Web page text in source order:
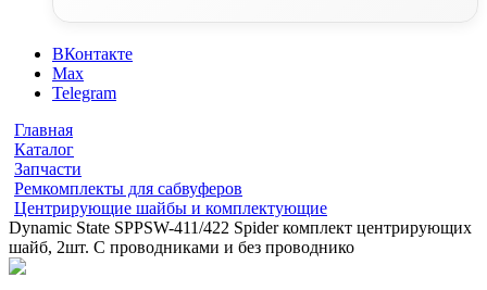
ВКонтакте
Max
Telegram
Главная
Каталог
Запчасти
Ремкомплекты для сабвуферов
Центрирующие шайбы и комплектующие
Dynamic State SPPSW-411/422 Spider комплект центрирующих
шайб, 2шт. С проводниками и без проводнико